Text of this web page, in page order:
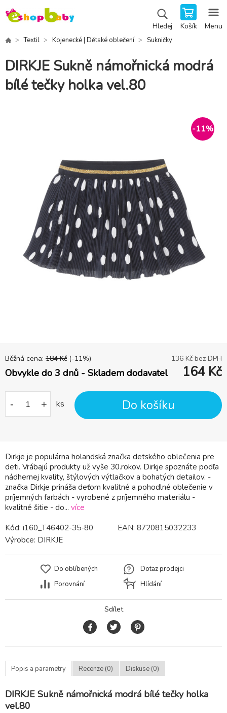
Hledej Košík Menu
Textil Kojenecké | Dětské oblečení Sukničky
DIRKJE Sukně námořnická modrá
bílé tečky holka vel.80
-11%
Dirkje je populárna holandská značka detského oblečenia pre
deti. Vrábajú produkty už vyše 30.rokov. Dirkje spoznáte podľa
nádhernej kvality, štýlových výtlačkov a bohatých detailov. -
značka Dirkje prináša deťom kvalitné a pohodlné oblečenie v
príjemných farbách - vyrobené z príjemného materiálu -
kvalitné šitie - do... více
Běžná cena: 184 Kč (-11%) 136 Kč bez DPH
Obvykle do 3 dnů - Skladem dodavatel 164 Kč
- + ks Do košíku
Kód: i160_T46402-35-80 EAN: 8720815032233
Výrobce: DIRKJE
Do oblíbených
Porovnání
Dotaz prodejci
Hlídání
Sdílet
Popis a parametry Recenze (0) Diskuse (0)
DIRKJE Sukně námořnická modrá bílé tečky holka
vel.80